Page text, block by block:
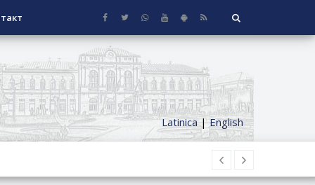
Latinica|English
КУЋЕ СА ОКУЋНИЦОМ НА